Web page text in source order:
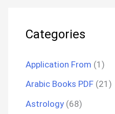
Categories
Application From (1)
Arabic Books PDF (21)
Astrology (68)